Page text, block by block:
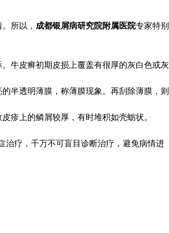
所以， 成都银屑病研究院附属医院专家特别
牛皮癣初期皮损上覆盖有很厚的灰白色或灰
半透明薄膜，称薄膜现象。再刮除薄膜，则
疹上的鳞屑较厚，有时堆积如壳蛎状。
治疗，千万不可盲目诊断治疗，避免病情进